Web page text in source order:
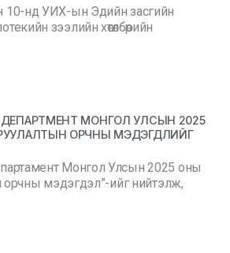
10-нд УИХ-ын Эдийн засгийн
зээлийн хөтөлбөрийн
МОНГОЛ УЛСЫН 2025
ОРЧНЫ МЭДЭГДЛИЙГ
Монгол Улсын 2025 оны
орчны мэдэгдэл”-ийг нийтэлж,